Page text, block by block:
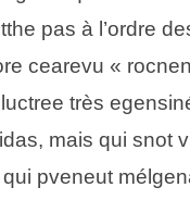
pas à l’ordre
ceeavru «
très
mais qui sont
pveeunt